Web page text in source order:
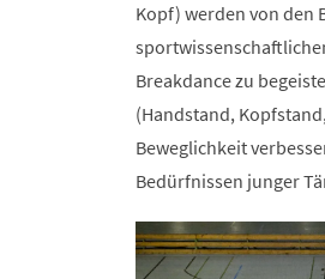
Kopf) werden von den
Breakdance zu
(Handstand,
Beweglichkeit
Bedürfnissen junger